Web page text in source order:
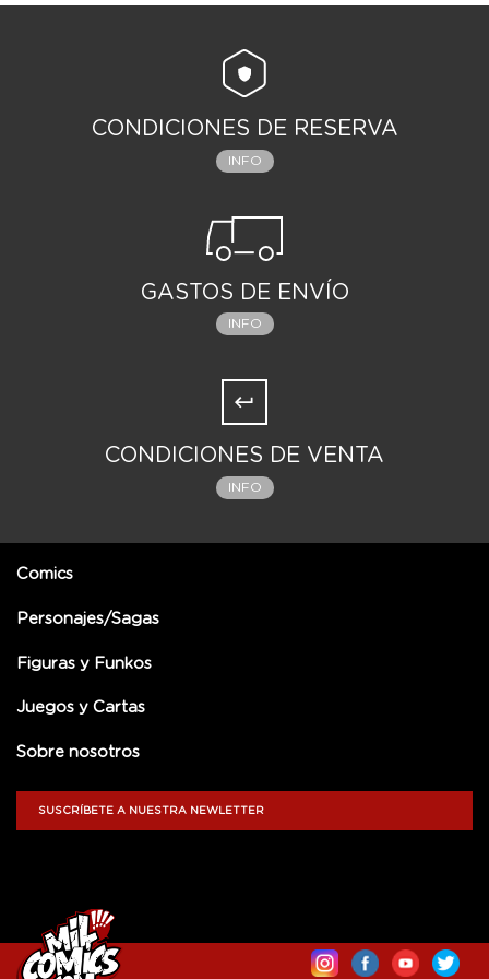
CONDICIONES DE RESERVA
INFO
GASTOS DE ENVÍO
INFO
CONDICIONES DE VENTA
INFO
Comics
Personajes/Sagas
Figuras y Funkos
Juegos y Cartas
Sobre nosotros
SUSCRÍBETE A NUESTRA NEWLETTER